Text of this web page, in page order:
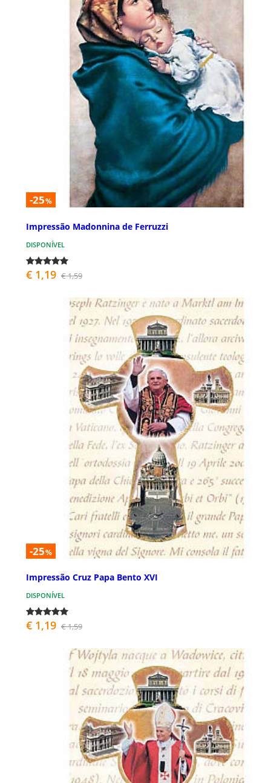
-25%
Impressão Madonnina de Ferruzzi
DISPONÍVEL
€ 1,19 € 1,59
-25%
Impressão Cruz Papa Bento XVI
DISPONÍVEL
€ 1,19 € 1,59